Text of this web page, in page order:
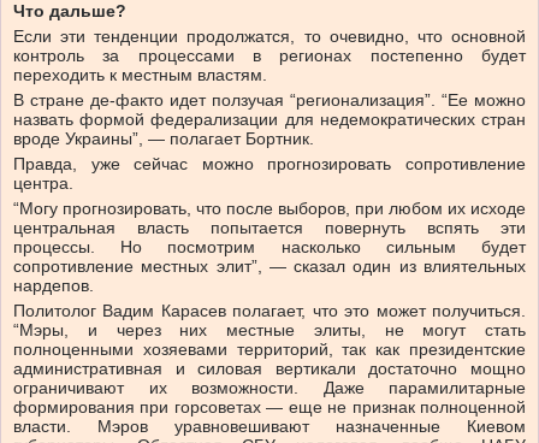
Что дальше?
Если эти тенденции продолжатся, то очевидно, что основной
контроль за процессами в регионах постепенно будет
переходить к местным властям.
В стране де-факто идет ползучая “регионализация”. “Ее можно
назвать формой федерализации для недемократических стран
вроде Украины”, — полагает Бортник.
Правда, уже сейчас можно прогнозировать сопротивление
центра.
“Могу прогнозировать, что после выборов, при любом их исходе
центральная власть попытается повернуть вспять эти
процессы. Но посмотрим насколько сильным будет
сопротивление местных элит”, — сказал один из влиятельных
нардепов.
Политолог Вадим Карасев полагает, что это может получиться.
“Мэры, и через них местные элиты, не могут стать
полноценными хозяевами территорий, так как президентские
административная и силовая вертикали достаточно мощно
ограничивают их возможности. Даже парамилитарные
формирования при горсоветах — еще не признак полноценной
власти. Мэров уравновешивают назначенные Киевом